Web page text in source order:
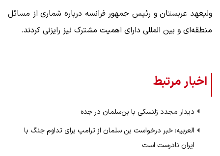
ولیعهد عربستان و رئیس جمهور فرانسه درباره شماری از مسائل
منطقه‌ای و بین المللی دارای اهمیت مشترک نیز رایزنی کردند.
اخبار مرتبط
دیدار مجدد زلنسکی با بن‌سلمان در جده
العربیه: خبر درخواست بن سلمان از ترامپ برای تداوم جنگ با
ایران نادرست است